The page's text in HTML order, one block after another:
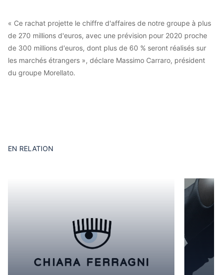
« Ce rachat projette le chiffre d'affaires de notre groupe à plus
de 270 millions d'euros, avec une prévision pour 2020 proche
de 300 millions d'euros, dont plus de 60 % seront réalisés sur
les marchés étrangers », déclare Massimo Carraro, président
du groupe Morellato.
EN RELATION